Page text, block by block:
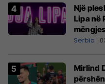
Një
Lipa në
shpall
Serbia
Mirlind